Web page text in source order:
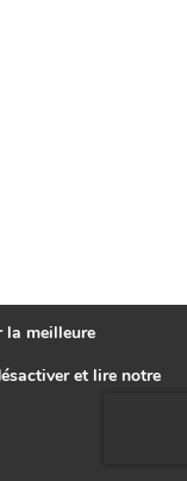
la meilleure
et lire notre